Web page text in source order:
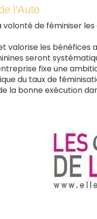
l'Auto
volonté de féminiser
valorise les
seront
fixe une
du taux de
la bonne exécution